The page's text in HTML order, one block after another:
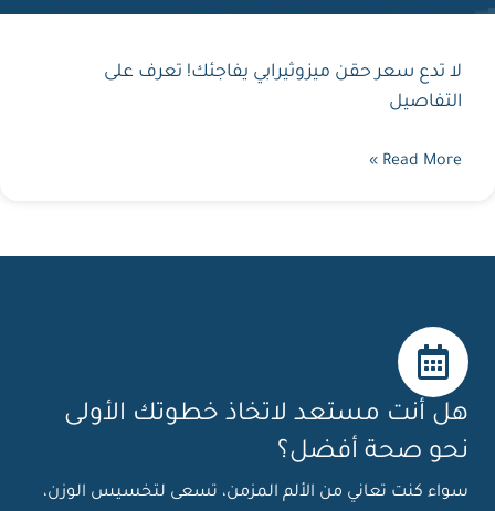
لا تدع سعر حقن ميزوثيرابي يفاجئك! تعرف على
التفاصيل
Read More »
هل أنت مستعد لاتخاذ خطوتك الأولى
نحو صحة أفضل؟
سواء كنت تعاني من الألم المزمن، تسعى لتخسيس الوزن،